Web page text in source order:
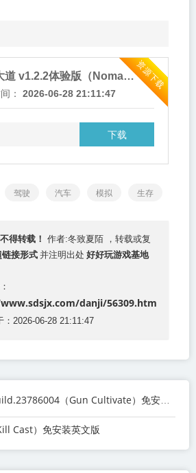
资源下载
游牧大道 v1.2.2体验版（Nomad Drive）免安装中文版
： 2026-06-28 21:11:47
下载
驾驶 汽车 模拟 生存
得转载！ 作者:冬致夏陌 ，转载或复
链接形式 并注明出处 好好玩游戏基地
danji/56309.htm
：2026-06-28 21:11:47
（Gun Cultivate）免安装中文版
Cast）免安装英文版